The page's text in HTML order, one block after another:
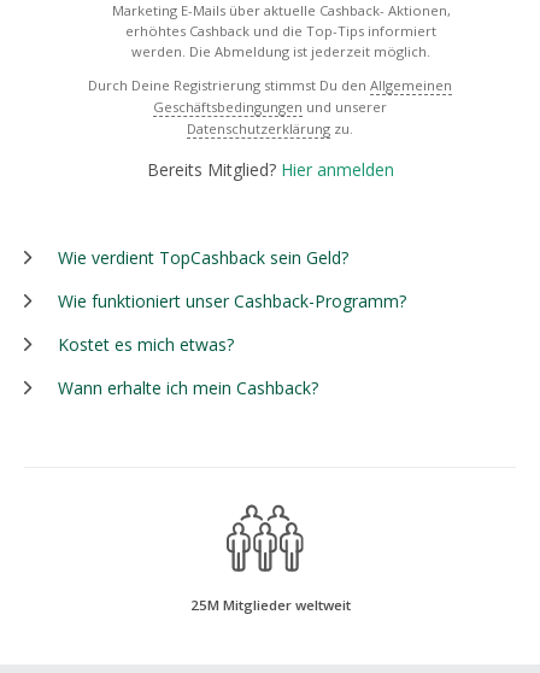
Marketing E-Mails über aktuelle Cashback- Aktionen,
erhöhtes Cashback und die Top-Tips informiert
werden. Die Abmeldung ist jederzeit möglich.
Durch Deine Registrierung stimmst Du den Allgemeinen
Geschäftsbedingungen und unserer
Datenschutzerklärung zu.
Bereits Mitglied? Hier anmelden
Wie verdient TopCashback sein Geld?
Wie funktioniert unser Cashback-Programm?
Kostet es mich etwas?
Wann erhalte ich mein Cashback?
25M Mitglieder weltweit